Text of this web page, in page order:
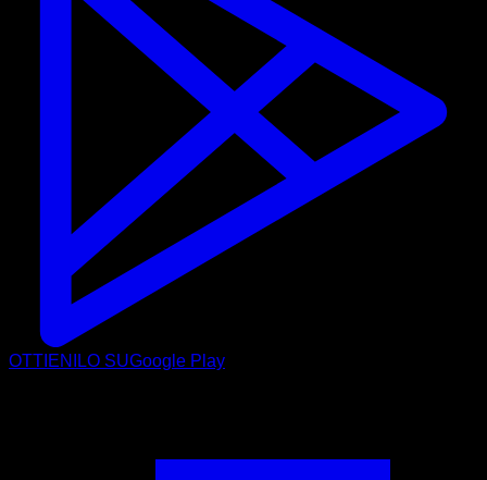
OTTIENILO SUGoogle Play